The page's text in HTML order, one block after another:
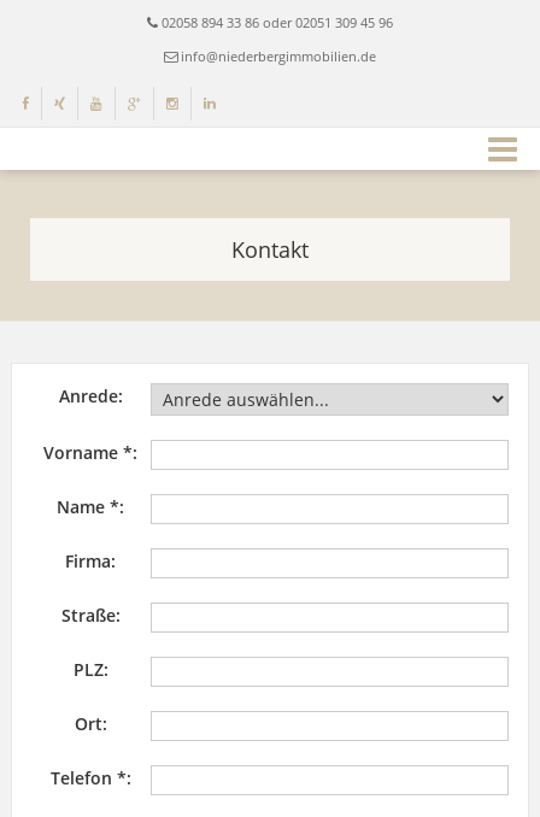
02058 894 33 86 oder 02051 309 45 96
info@niederbergimmobilien.de
Kontakt
Anrede:
Vorname *:
Name *:
Firma:
Straße:
PLZ:
Ort:
Telefon *: